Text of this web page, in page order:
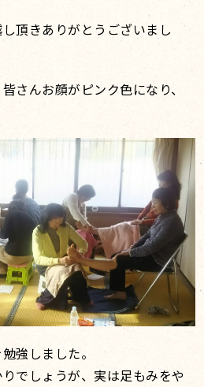
頂きありがとうございまし
さんお顔がピンク色になり、
強しました。
でしょうが、実は足もみをや